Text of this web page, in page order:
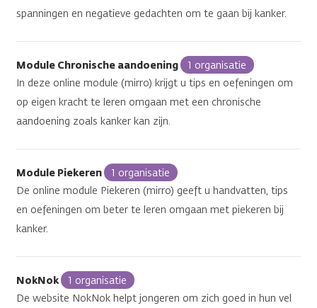
spanningen en negatieve gedachten om te gaan bij kanker.
Module Chronische aandoening
1 organisatie
In deze online module (mirro) krijgt u tips en oefeningen om
op eigen kracht te leren omgaan met een chronische
aandoening zoals kanker kan zijn.
Module Piekeren
1 organisatie
De online module Piekeren (mirro) geeft u handvatten, tips
en oefeningen om beter te leren omgaan met piekeren bij
kanker.
NokNok
1 organisatie
De website NokNok helpt jongeren om zich goed in hun vel